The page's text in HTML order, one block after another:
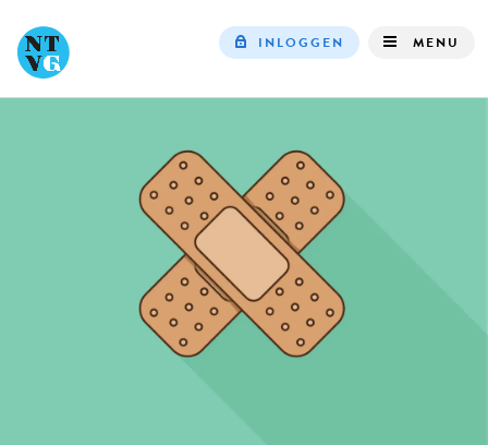
INLOGGEN MENU